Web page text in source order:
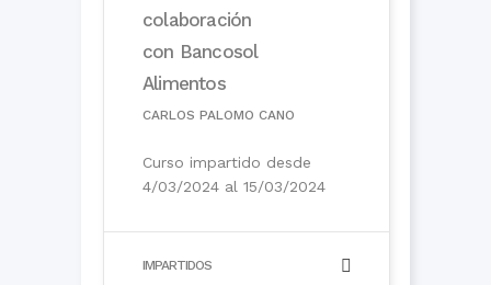
colaboración
con Bancosol
Alimentos
CARLOS PALOMO CANO
Curso impartido desde
4/03/2024 al 15/03/2024
IMPARTIDOS